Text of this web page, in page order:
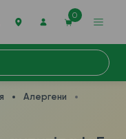
0
Алергени